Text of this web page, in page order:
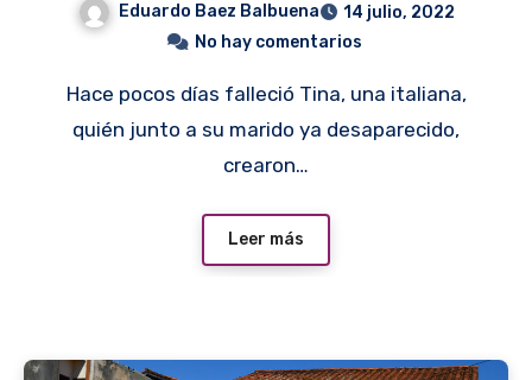
Eduardo Baez Balbuena
14 julio, 2022
No hay comentarios
Hace pocos días falleció Tina, una italiana,
quién junto a su marido ya desaparecido,
crearon…
Leer más